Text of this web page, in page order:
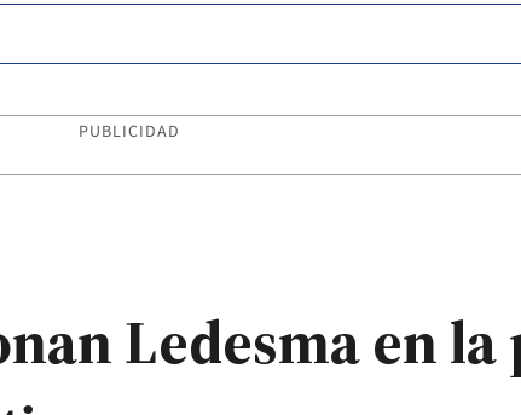
PUBLICIDAD
Ledesma en